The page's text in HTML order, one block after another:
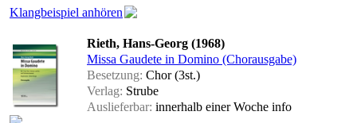
Klangbeispiel anhören
Rieth, Hans-Georg (1968)
Missa Gaudete in Domino (Chorausgabe)
Besetzung: Chor (3st.)
Verlag: Strube
Auslieferbar: innerhalb einer Woche info